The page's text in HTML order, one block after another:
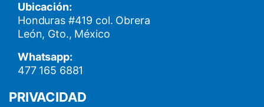
Ubicación:
Honduras #419 col. Obrera
León, Gto., México
Whatsapp:
477 165 6881
PRIVACIDAD